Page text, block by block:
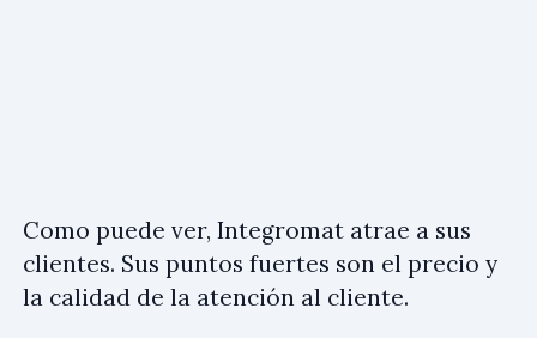
Como puede ver, Integromat atrae a sus
clientes. Sus puntos fuertes son el precio y
la calidad de la atención al cliente.